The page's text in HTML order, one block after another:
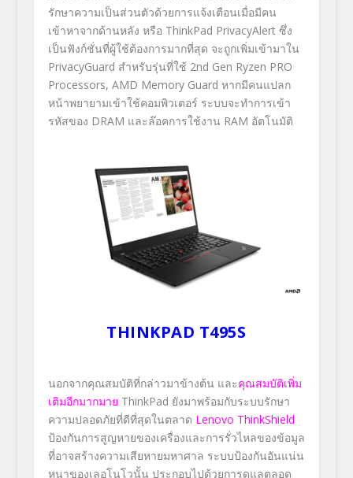
รักษาความเป็นส่วนตัวด้วยการแจ้งเตือนเมื่อมีคน
เข้าหาจากด้านหลัง หรือ ThinkPad PrivacyAlert ซึ่ง
เป็นฟังก์ชั่นที่ผู้ใช้ต้องการมากที่สุด จะถูกเพิ่มเข้ามาใน
PrivacyGuard สำหรับรุ่นที่ใช้ 2nd Gen Ryzen PRO
Processors, AMD Memory Guard หากมีคนแปลก
หน้าพยายามเข้าใช้คอมพิวเตอร์ ระบบจะทำการเข้า
รหัสของ DRAM และล๊อคการใช้งาน RAM อัตโนมัติ
THINKPAD T495S
นอกจากคุณสมบัติที่กล่าวมาข้างต้น และคุณสมบัติเพิ่ม
เติมอีกมากมาย ThinkPad ยังมาพร้อมกับระบบรักษา
ความปลอดภัยที่ดีที่สุดในตลาด Lenovo ThinkShield
ป้องกันการสูญหายของเครื่องและการรั่วไหลของข้อมูล
ที่อาจสร้างความเสียหายมหาศาล ระบบป้องกันอันแน่น
หนาของเลอโนโวนั้น ประกอบไปด้วยการดูแลตลอด